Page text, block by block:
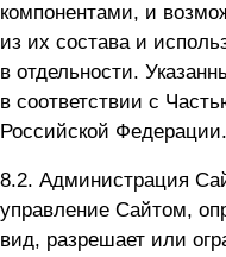
компонентами, и
из их состава и
в отдельности.
в соответствии с
Российской Федерации.
8.2. Администрация
управление Сайтом,
вид, разрешает или